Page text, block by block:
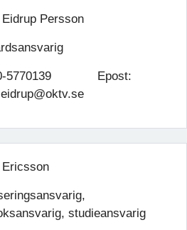
Eidrup Persson
5770139 Epost:
studieansvarig